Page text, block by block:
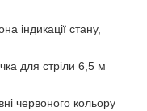
індикації стану,
для стріли 6,5 м
червоного кольору